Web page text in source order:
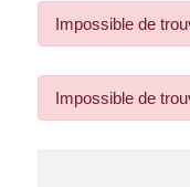
Impossible de
Impossible de